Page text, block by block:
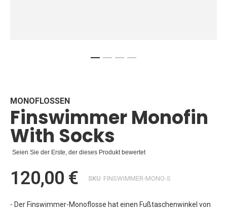
Bildgalerie
springen
MONOFLOSSEN
Finswimmer Monofin
With Socks
Seien Sie der Erste, der dieses Produkt bewertet
120,00 € SKU FINSWIMMER-MONO-S
- Der Finswimmer-Monoflosse hat einen Fußtaschenwinkel von